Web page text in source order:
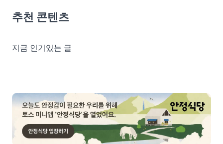
추천 콘텐츠
지금 인기있는 글